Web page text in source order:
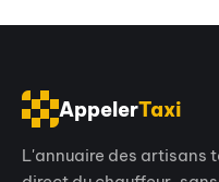
AppelerTaxi
L'annuaire des artisans